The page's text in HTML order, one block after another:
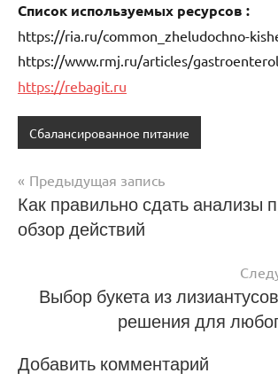
Список используемых ресурсов :
https://ria.ru/common_zheludochno-
https://www.rmj.ru/articles/
https://rebagit.ru
Сбалансированное питание
Навигация
по
Предыдущая запись
Как правильно сдать анализы
обзор действий
Выбор букета из
решения для
Добавить комментарий